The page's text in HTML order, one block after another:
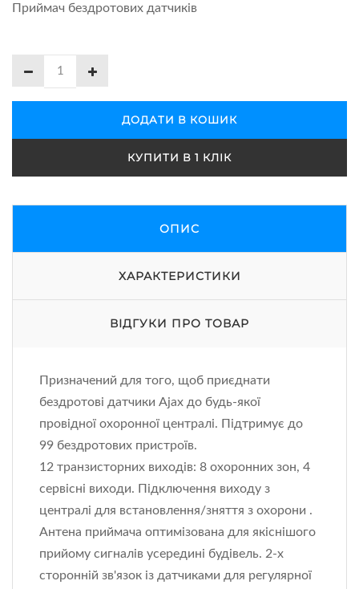
Приймач бездротових датчиків
ДОДАТИ В КОШИК
КУПИТИ В 1 КЛІК
ОПИС
ХАРАКТЕРИСТИКИ
ВІДГУКИ ПРО ТОВАР
Призначений для того, щоб приєднати
бездротові датчики Ajax до будь-якої
провідної охоронної централі. Підтримує до
99 бездротових пристроїв.
12 транзисторних виходів: 8 охоронних зон, 4
сервісні виходи. Підключення виходу з
централі для встановлення/зняття з охорони .
Антена приймача оптимізована для якіснішого
прийому сигналів усередині будівель. 2-х
сторонній зв'язок із датчиками для регулярної